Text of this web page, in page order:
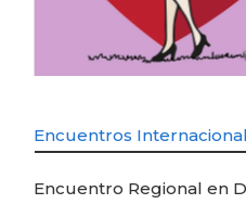
Encuentros
Encuentro Regional en